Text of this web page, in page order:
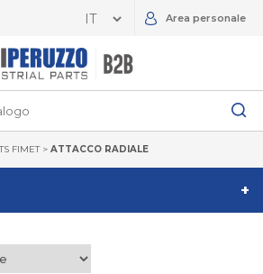
Area personale
FIMET > ATTACCO RADIALE
+